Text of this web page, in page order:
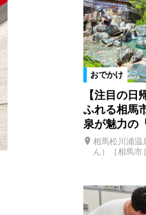
おでかけ
【注目の日
ふれる相馬
泉が魅力の
相馬松川浦温
ん）［相馬市］